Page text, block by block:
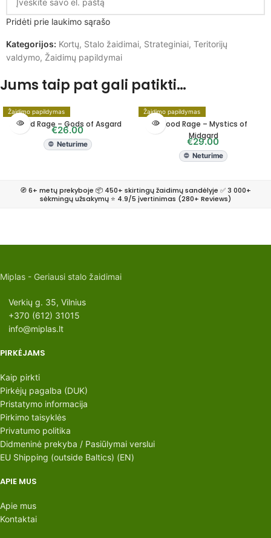
Pridėti prie laukimo sąrašo
Kategorijos: Kortų, Stalo žaidimai, Strateginiai, Teritorijų
valdymo, Žaidimų papildymai
Jums taip pat gali patikti…
Žaidimo papildymas
Blood Rage – Gods of Asgard
€26.00
Neturime
Žaidimo papildymas
Blood Rage – Mystics of
Midgard
€29.00
Neturime
🧭 6+ metų prekyboje 📦 450+ skirtingų žaidimų sandėlyje ✅ 3 000+
sėkmingų užsakymų ⭐ 4.9/5 įvertinimas (280+ Reviews)
Miplas - Geriausi stalo žaidimai
Verkių g. 35, Vilnius
+370 (612) 31015
info@miplas.lt
PIRKĖJAMS
Kaip pirkti
Pirkėjų pagalba (DUK)
Pristatymo informacija
Pirkimo taisyklės
Privatumo politika
Didmeninė prekyba / Pasiūlymai verslui
EU Shipping (outside Baltics) (EN)
APIE MUS
Apie mus
Kontaktai